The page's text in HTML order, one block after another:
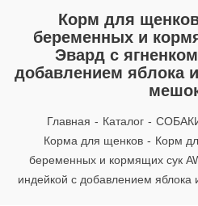
+7
+7
Корм для
беременных и
Эвард с
добавлением яблока
Главная - Каталог -
Корма для щенков - Корм
беременных и кормящих сук
индейкой с добавлением яблока